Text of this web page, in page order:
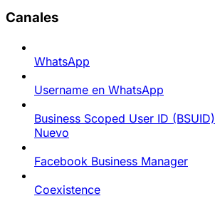
Canales
WhatsApp
Username en WhatsApp
Business Scoped User ID (BSUID)
Nuevo
Facebook Business Manager
Coexistence